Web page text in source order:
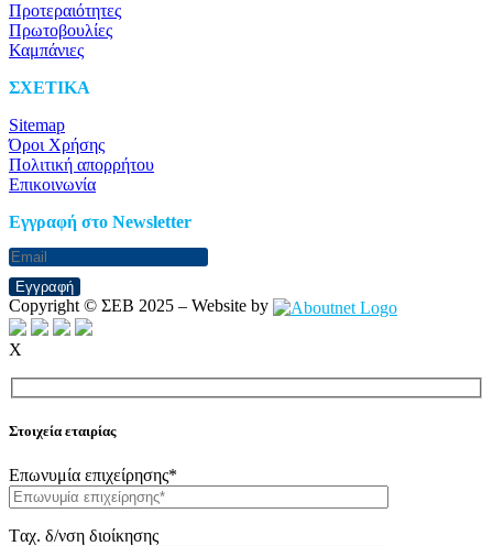
Προτεραιότητες
Πρωτοβουλίες
Καμπάνιες
ΣΧΕΤΙΚΑ
Sitemap
Όροι Χρήσης
Πολιτική απορρήτου
Επικοινωνία
Eγγραφή στο Newsletter
Εγγραφή
Copyright © ΣΕΒ 2025 – Website by
X
Στοιχεία εταιρίας
Επωνυμία επιχείρησης*
Tαχ. δ/νση διοίκησης